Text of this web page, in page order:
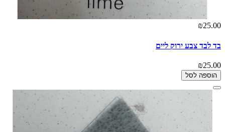
₪25.00
בד לבד צבע ירוק ליים
₪25.00
הוספה לסל